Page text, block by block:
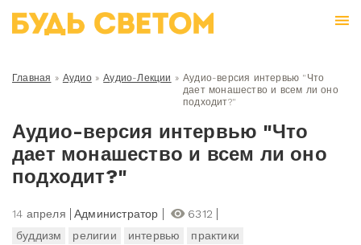
Главная » Аудио» Аудио-Лекции » Аудио-версия интервью "Что
дает монашество и всем ли оно
подходит?"
Аудио-версия интервью "Что
дает монашество и всем ли оно
подходит?"
14 апреля Администратор
6312
буддизм
религии интервью практики